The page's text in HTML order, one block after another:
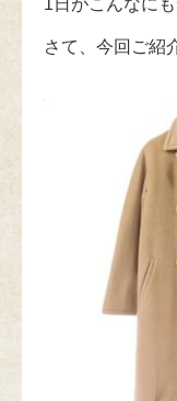
1日がこんなに
さて、今回ご紹